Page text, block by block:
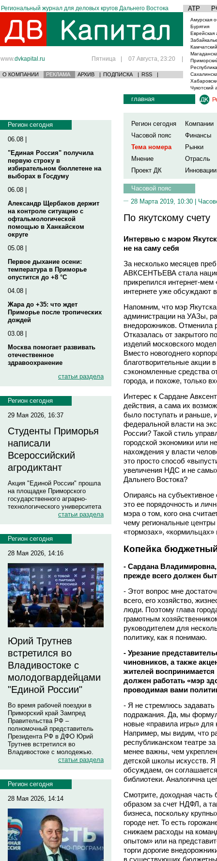
Региональный журнал для деловых кругов Дальнего Востока АТР
www.dvkapital.ru Пятница | 07 Августа, 23:20 |
О КОМПАНИИ РЕКЛАМА АРХИВ | ПОДПИСКА | RSS |
Амурская
Бурятия
Еврейская
Чукотский
Регион сегодня
06.08 |
"Единая Россия" получила
первую строку в
избирательном бюллетене на
выборах в Госдуму
06.08 |
Александр Щербаков держит
на контроле ситуацию с
офтальмологической
помощью в Ханкайском
округе
05.08 |
Первое дыхание осени:
температура в Приморье
опустится до +8 °C
04.08 |
Жара до +35: что ждет
Приморье после тропических
дождей
03.08 |
Москва помогает развивать
отечественное
здравоохранение
статьи раздела
Регион сегодня
29 Мая 2026, 16:37
Студенты Приморья
написали
Всероссийский
агродиктант
Акция "Единой России" прошла
на площадке Приморского
государственного аграрно-
технологического университета
статьи раздела
Регион сегодня
28 Мая 2026, 14:16
Юрий Трутнев
встретился во
Владивостоке с
молодогвардейцами
"Единой России"
Во время рабочей поездки в
Приморский край Зампред
Правительства РФ –
полномочный представитель
Президента РФ в ДФО Юрий
Трутнев встретился во
Владивостоке с молодежью.
статьи раздела
Регион сегодня
28 Мая 2026, 14:14
главная
Регион сегодня
Компании
Часовой пояс
Финансы
Тема номера
Рынки
Мнение
Отрасль
Проект ДК
Инновации
Часовой пояс
28 Марта 2019, 10:30 |
По якутскому счету
Интервью с мэром
не на саму себя
За несколько месяцев
АВКСЕНТЬЕВА стала
прикрепился интернет-мем
интернете уже обсуждают
Напомним, что мэр
администрации на УАЗы,
внедорожников. Отменила
Отказалась от закрытого
изделий московского
Вместо новогоднего
благотворительные акции
сэкономленные средства
города, и похоже, только
Интерес к Сардане
действия, а сама их
было поступать и раньше,
федеральной власти на
России? Такой стиль
городской экономики или
нахождения у власти
это просто способ
увеличения НДС и не
Дальнего Востока?
Опираясь на
это ее порядочность и
мэра о том, кого она
чему региональные центры
«тормозах», «кормильцах»
Копейка
- Сардана Владимировна,
прежде всего должен
- Этот вопрос мне
всего, его хозяйство,
люди. Поэтому глава
грамотным
руководителем для
политику, как я понимаю.
- Урезание
чиновников, а также
жителей воспринимается
должен работать «мэр
проводимая вами
- Я не стремлюсь
подражания. Да, мы
новые «правила игры»
Например, мы видим, что
республиканском театре
менее важны, чем
детской школы искусств.
обсуждаем, он
библиотеки. Аналогична
Смотрите, доходная
образом за счет НДФЛ, а
бизнеса, поскольку
городе нет. То есть
снижаем расходы на
опытом» или на
торги дорогие